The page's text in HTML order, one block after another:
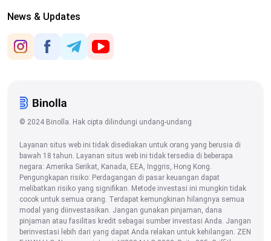
News & Updates
© 2024 Binolla. Hak cipta dilindungi undang-undang
Layanan situs web ini tidak disediakan untuk orang yang berusia di
bawah 18 tahun. Layanan situs web ini tidak tersedia di beberapa
negara: Amerika Serikat, Kanada, EEA, Inggris, Hong Kong.
Pengungkapan risiko: Perdagangan di pasar keuangan dapat
melibatkan risiko yang signifikan. Metode investasi ini mungkin tidak
cocok untuk semua orang. Terdapat kemungkinan hilangnya semua
modal yang diinvestasikan. Jangan gunakan pinjaman, dana
pinjaman atau fasilitas kredit sebagai sumber investasi Anda. Jangan
berinvestasi lebih dari yang dapat Anda relakan untuk kehilangan. ZEN